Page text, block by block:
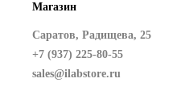
Магазин
Саратов, Радищева, 25
+7 (937) 225-80-55
sales@ilabstore.ru